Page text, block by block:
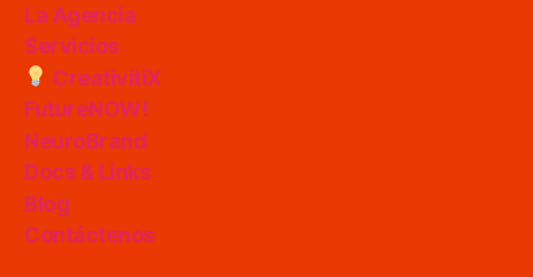
La Agencia
Servicios
CreativitiX
FutureNOW!
NeuroBrand
Docs & Links
Blog
Contáctenos